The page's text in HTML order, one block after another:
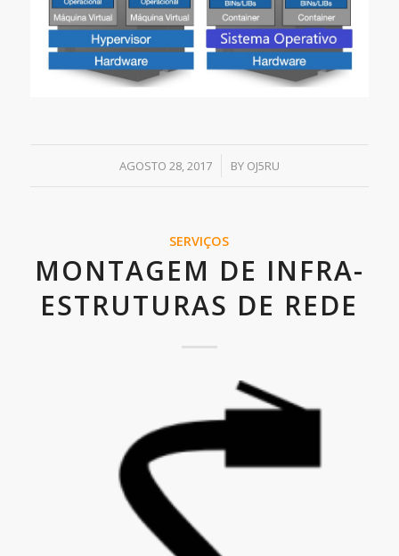
AGOSTO 28, 2017
/ BY OJ5RU
SERVIÇOS
MONTAGEM DE INFRA-
ESTRUTURAS DE REDE